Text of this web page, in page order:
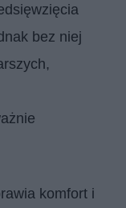
bez niej
komfort i